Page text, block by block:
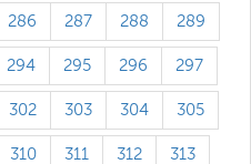
286 287 288 289
294 295 296 297
302 303 304 305
310 311 312 313